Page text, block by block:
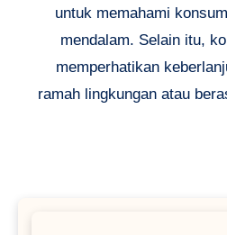
untuk memahami
mendalam. Selain itu,
memperhatikan
ramah lingkungan atau